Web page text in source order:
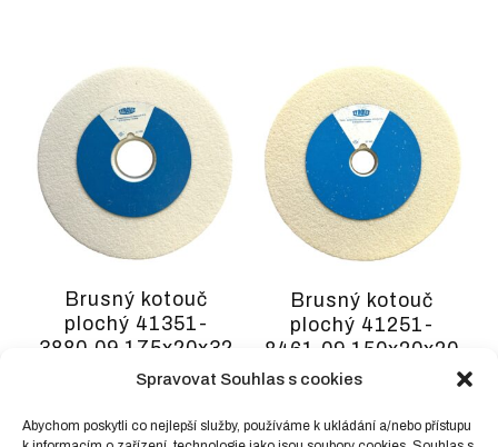
Spravovat Souhlas s cookies
Abychom poskytli co nejlepší služby, používáme k ukládání a/nebo přístupu
Brusný kotouč
plochý 41351-
3880.09 175x20x32
99BA60L9V
420,50Kčvčetně
Brusný kotouč
plochý 41251-
8461.09 150x20x20
99BA80K9V
348,60Kčvčetně